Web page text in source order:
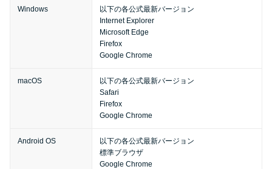
今月の家賃払えない…2ヵ月目に
は解決しないと危険な理由と対
処法3つ
たい…市役所に相談より賢い方
法2選
街金とは？絶対審査通る？借金
に悩む人へ街金をおすすめしな
Windows
以下の各公式最新バージョン
Internet Explorer
Microsoft Edge
Firefox
Google Chrome
macOS
以下の各公式最新バージョン
Safari
Firefox
Google Chrome
Android OS
以下の各公式最新バージョン
標準ブラウザ
Google Chrome